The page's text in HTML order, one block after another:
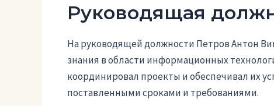
Руководящая
На руководящей должности Петров Антон
знания в области информационных
координировал проекты и обеспечивал их
поставленными сроками и требованиями.